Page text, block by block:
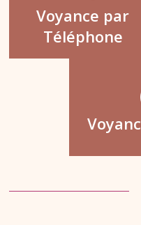
Voyance par
Téléphone